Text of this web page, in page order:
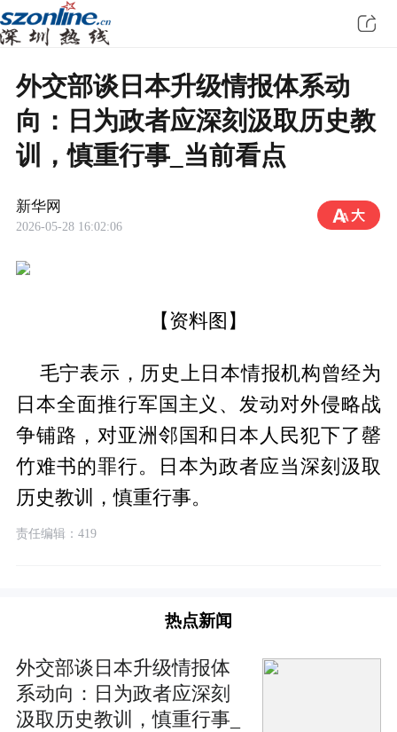
外交部谈日本升级情报体系动
向：日为政者应深刻汲取历史教
训，慎重行事_当前看点
新华网
2026-05-28 16:02:06
【资料图】
毛宁表示，历史上日本情报机构曾经为
日本全面推行军国主义、发动对外侵略战
争铺路，对亚洲邻国和日本人民犯下了罄
竹难书的罪行。日本为政者应当深刻汲取
历史教训，慎重行事。
责任编辑：419
热点新闻
外交部谈日本升级情报体
系动向：日为政者应深刻
汲取历史教训，慎重行事_